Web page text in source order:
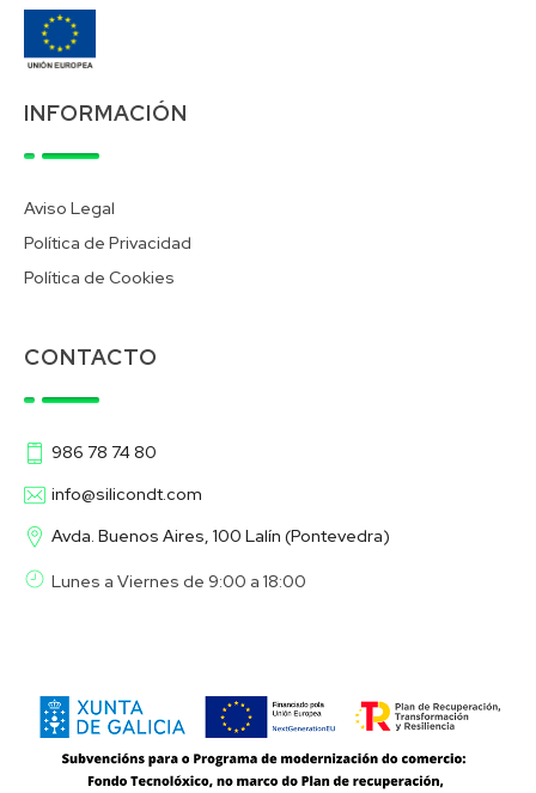
INFORMACIÓN
Aviso Legal
Política de Privacidad
Política de Cookies
CONTACTO
986 78 74 80
info@silicondt.com
Avda. Buenos Aires, 100 Lalín (Pontevedra)
Lunes a Viernes de 9:00 a 18:00